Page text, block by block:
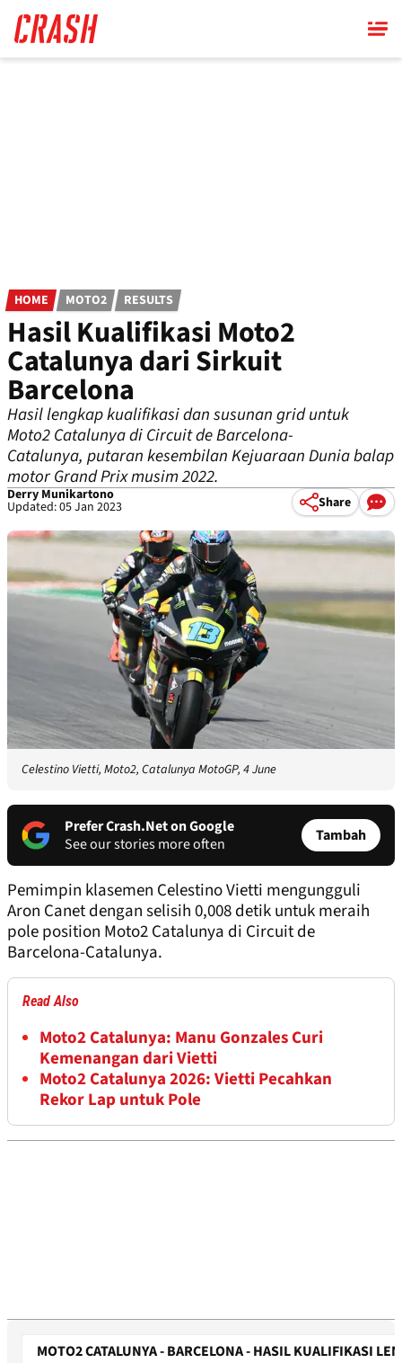
main
content
HOME MOTO2 RESULTS
Hasil Kualifikasi Moto2
Catalunya dari Sirkuit
Barcelona
Hasil lengkap kualifikasi dan susunan grid untuk
Moto2 Catalunya di Circuit de Barcelona-
Catalunya, putaran kesembilan Kejuaraan Dunia balap
motor Grand Prix musim 2022.
Derry Munikartono
Updated: 05 Jan 2023 Share
Celestino Vietti, Moto2, Catalunya MotoGP, 4 June
Prefer Crash.Net on Google
See our stories more often
Tambah
Pemimpin klasemen Celestino Vietti mengungguli
Aron Canet dengan selisih 0,008 detik untuk meraih
pole position Moto2 Catalunya di Circuit de
Barcelona-Catalunya.
Read Also
Moto2 Catalunya: Manu Gonzales Curi
Kemenangan dari Vietti
Moto2 Catalunya 2026: Vietti Pecahkan
Rekor Lap untuk Pole
MOTO2 CATALUNYA - BARCELONA - HASIL KUALIFIKASI